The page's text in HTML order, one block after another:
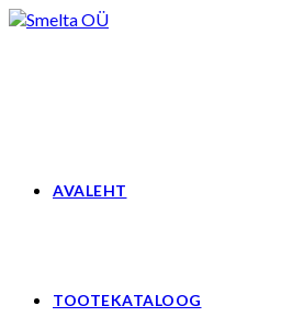
Skip
AVALEHT
TOOTEKATALOOG